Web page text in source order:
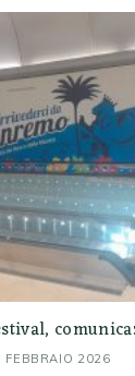
FEBBRAIO 2026